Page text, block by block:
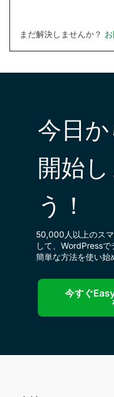
まだ解決しませんか？
今日
開始
う！
50,000人以上のス
して、WordPress
簡単な方法を使い始
今すぐ